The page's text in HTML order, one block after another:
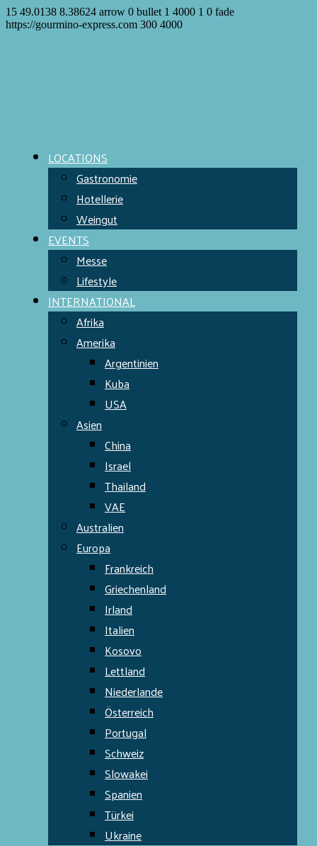
15 49.0138 8.38624 arrow 0 bullet 1 4000 1 0 fade
https://gourmino-express.com 300 4000
LOCATIONS
Gastronomie
Hotellerie
Weingut
EVENTS
Messe
Lifestyle
INTERNATIONAL
Afrika
Amerika
Argentinien
Kuba
USA
Asien
China
Israel
Thailand
VAE
Australien
Europa
Frankreich
Griechenland
Irland
Italien
Kosovo
Lettland
Niederlande
Österreich
Portugal
Schweiz
Slowakei
Spanien
Türkei
Ukraine